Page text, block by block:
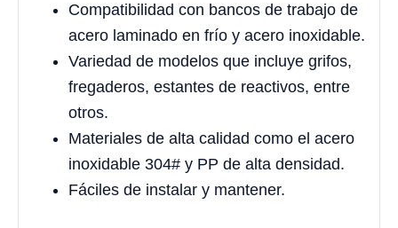
Compatibilidad con bancos de trabajo de
acero laminado en frío y acero inoxidable.
Variedad de modelos que incluye grifos,
fregaderos, estantes de reactivos, entre
otros.
Materiales de alta calidad como el acero
inoxidable 304# y PP de alta densidad.
Fáciles de instalar y mantener.